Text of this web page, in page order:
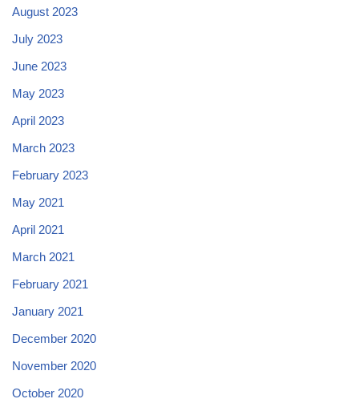
August 2023
July 2023
June 2023
May 2023
April 2023
March 2023
February 2023
May 2021
April 2021
March 2021
February 2021
January 2021
December 2020
November 2020
October 2020